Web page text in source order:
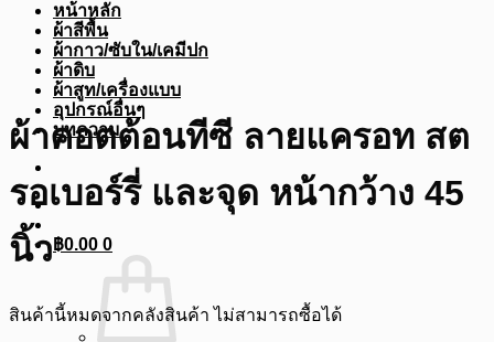
หน้าหลัก
ผ้าสีพื้น
ผ้ากาว/ซับใน/เคมีปก
ผ้าดิบ
ผ้าสูท/เครื่องแบบ
อุปกรณ์อื่นๆ
บทความ
฿0.00 0
ผ้าคอตต้อนทีซี ลายแครอท สต
รอเบอร์รี่ และจุด หน้ากว้าง 45
นิ้ว
สินค้านี้หมดจากคลังสินค้า ไม่สามารถซื้อได้